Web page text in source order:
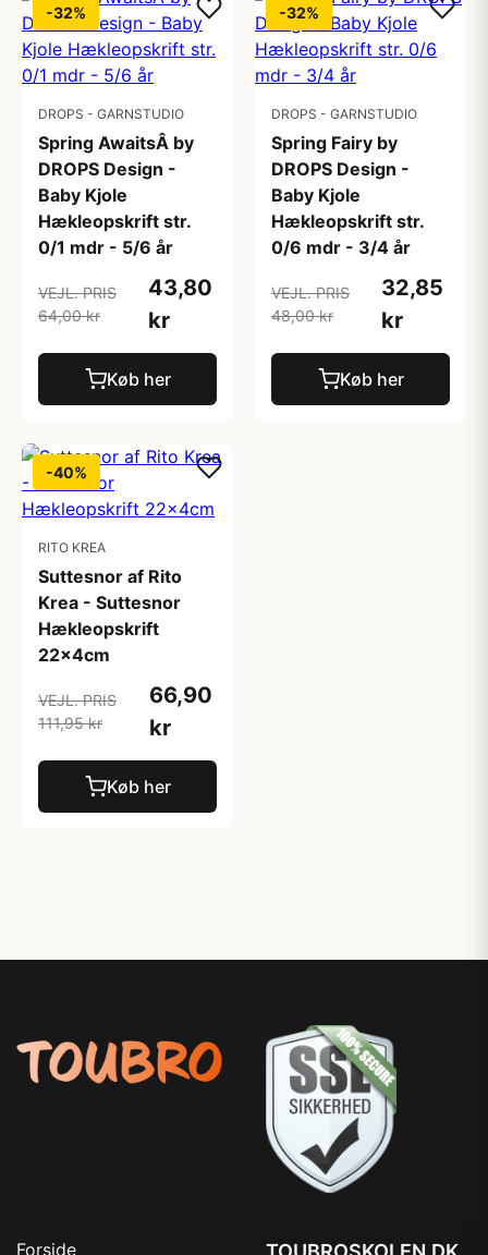
-32%
DROPS - GARNSTUDIO
Spring AwaitsÂ by
DROPS Design -
Baby Kjole
Hækleopskrift str.
0/1 mdr - 5/6 år
VEJL. PRIS
64,00 kr
43,80
kr
Køb her
-32%
DROPS - GARNSTUDIO
Spring Fairy by
DROPS Design -
Baby Kjole
Hækleopskrift str.
0/6 mdr - 3/4 år
VEJL. PRIS
48,00 kr
32,85
kr
Køb her
-40%
RITO KREA
Suttesnor af Rito
Krea - Suttesnor
Hækleopskrift
22x4cm
VEJL. PRIS
111,95 kr
66,90
kr
Køb her
Forside